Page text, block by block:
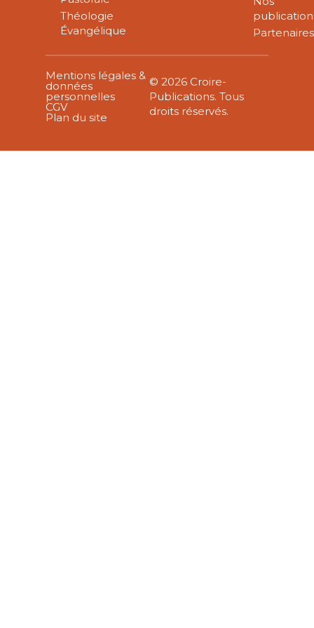
Théologie
Évangélique
Partenaires
Mentions légales &
données
personnelles
CGV
Plan du site
© 2026 Croire-
Publications. Tous
droits réservés.